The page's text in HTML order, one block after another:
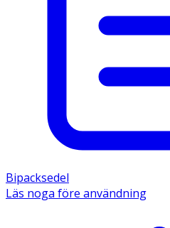
Bipacksedel
Läs noga före användning